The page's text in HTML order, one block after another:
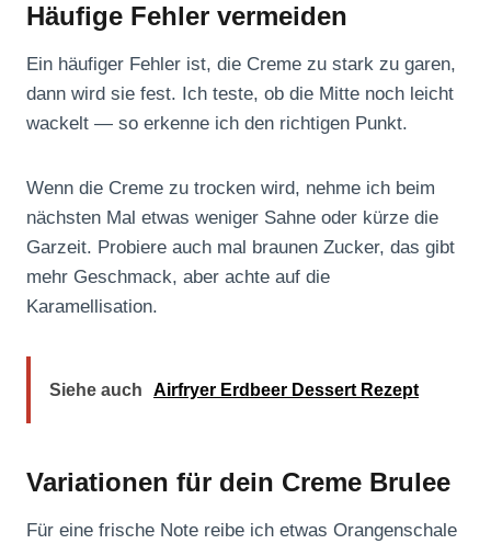
Häufige Fehler vermeiden
Ein häufiger Fehler ist, die Creme zu stark zu garen,
dann wird sie fest. Ich teste, ob die Mitte noch leicht
wackelt — so erkenne ich den richtigen Punkt.
Wenn die Creme zu trocken wird, nehme ich beim
nächsten Mal etwas weniger Sahne oder kürze die
Garzeit. Probiere auch mal braunen Zucker, das gibt
mehr Geschmack, aber achte auf die
Karamellisation.
Siehe auch Airfryer Erdbeer Dessert Rezept
Variationen für dein Creme Brulee
Für eine frische Note reibe ich etwas Orangenschale